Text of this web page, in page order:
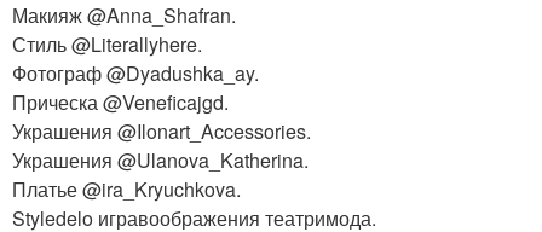
Макияж @Anna_Shafran.
Стиль @Literallyhere.
Фотограф @Dyadushka_ay.
Прическа @Veneficajgd.
Украшения @Ilonart_Accessories.
Украшения @Ulanova_Katherina.
Платье @ira_Kryuchkova.
Styledelo игравоображения театримода.